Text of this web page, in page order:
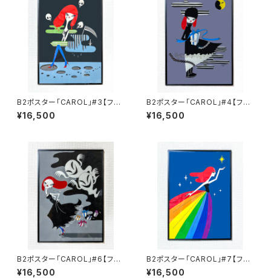
B2ポスター「CAROL」#3【フレ
ーム付】
¥16,500
B2ポスター「CAROL」#4【フレ
ーム付】
¥16,500
B2ポスター「CAROL」#6【フレ
ーム付】
¥16,500
B2ポスター「CAROL」#7【フレ
ーム付】
¥16,500